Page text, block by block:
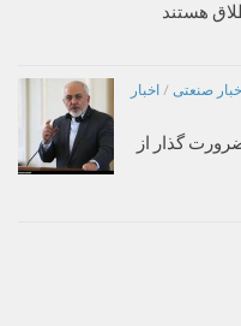
هستند
اخبار صنعتی / اخبار
گذار از